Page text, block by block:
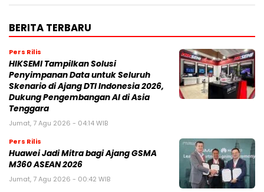
BERITA TERBARU
Pers Rilis
HIKSEMI Tampilkan Solusi
Penyimpanan Data untuk Seluruh
Skenario di Ajang DTI Indonesia 2026,
Dukung Pengembangan AI di Asia
Tenggara
Jumat, 7 Agu 2026 - 04:14 WIB
Pers Rilis
Huawei Jadi Mitra bagi Ajang GSMA
M360 ASEAN 2026
Jumat, 7 Agu 2026 - 00:42 WIB